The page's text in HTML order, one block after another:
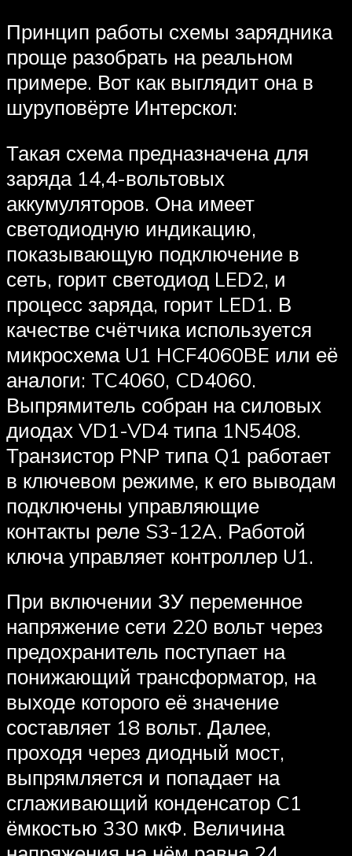
Принцип работы схемы зарядника
проще разобрать на реальном
примере. Вот как выглядит она в
шуруповёрте Интерскол:
Такая схема предназначена для
заряда 14,4-вольтовых
аккумуляторов. Она имеет
светодиодную индикацию,
показывающую подключение в
сеть, горит светодиод LED2, и
процесс заряда, горит LED1. В
качестве счётчика используется
микросхема U1 HCF4060BE или её
аналоги: TC4060, CD4060.
Выпрямитель собран на силовых
диодах VD1-VD4 типа 1N5408.
Транзистор PNP типа Q1 работает
в ключевом режиме, к его выводам
подключены управляющие
контакты реле S3-12A. Работой
ключа управляет контроллер U1.
При включении ЗУ переменное
напряжение сети 220 вольт через
предохранитель поступает на
понижающий трансформатор, на
выходе которого её значение
составляет 18 вольт. Далее,
проходя через диодный мост,
выпрямляется и попадает на
сглаживающий конденсатор C1
ёмкостью 330 мкФ. Величина